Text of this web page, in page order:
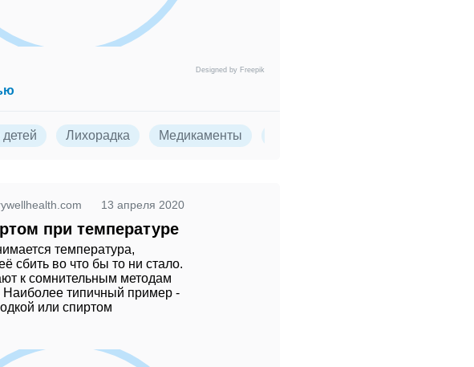
Designed by Freepik
Лихорадка Медикаменты
13 апреля 2020
при температуре
температура,
сбить во что бы то ни стало.
к сомнительным методам
типичный пример -
или спиртом